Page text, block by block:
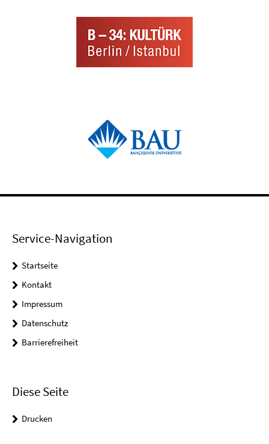
Service-Navigation
Startseite
Kontakt
Impressum
Datenschutz
Barrierefreiheit
Diese Seite
Drucken